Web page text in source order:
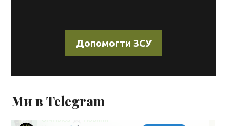
Допомогти ЗСУ
Ми в Telegram